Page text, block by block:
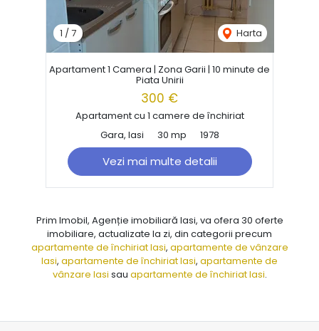
1 /7 Harta
Apartament 1 Camera | Zona Garii | 10 minute de
Piata Unirii
300 €
Apartament cu 1 camere de închiriat
Gara, Iasi
30 mp 1978
Vezi mai multe detalii
Prim Imobil, Agenție imobiliară Iasi, va ofera 30 oferte
imobiliare, actualizate la zi, din categorii precum
apartamente de închiriat Iasi, apartamente de vânzare
Iasi, apartamente de închiriat Iasi, apartamente de
vânzare Iasi sau apartamente de închiriat Iasi.